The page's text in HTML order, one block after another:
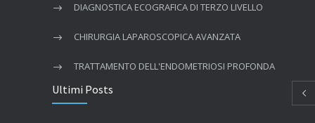
DIAGNOSTICA ECOGRAFICA DI TERZO LIVELLO
CHIRURGIA LAPAROSCOPICA AVANZATA
TRATTAMENTO DELL'ENDOMETRIOSI PROFONDA
Ultimi Posts